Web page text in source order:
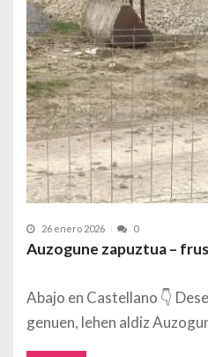
26 enero 2026 0
Auzogune zapuztua –
Abajo en Castellano 👇
genuen, lehen aldiz